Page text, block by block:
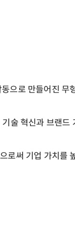
으로 만들어진 무
술 혁신과 브랜드
로써 기업 가치를